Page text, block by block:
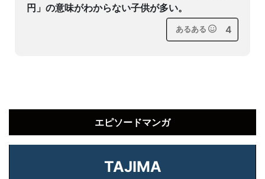
円」の意味がわからない子供が多い。
あるある 4
エピソードマンガ
TAJIMA